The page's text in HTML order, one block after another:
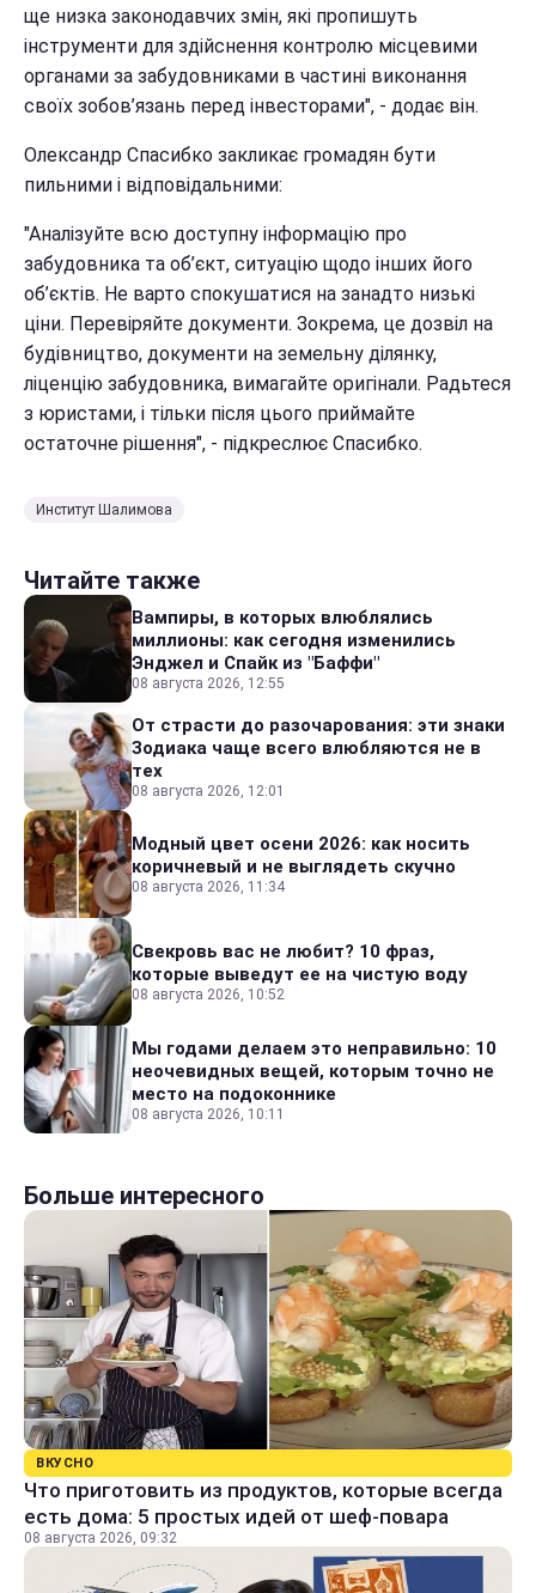
ще низка законодавчих змін, які пропишуть
інструменти для здійснення контролю місцевими
органами за забудовниками в частині виконання
своїх зобов’язань перед інвесторами", - додає він.
Олександр Спасибко закликає громадян бути
пильними і відповідальними:
"Аналізуйте всю доступну інформацію про
забудовника та об’єкт, ситуацію щодо інших його
об’єктів. Не варто спокушатися на занадто низькі
ціни. Перевіряйте документи. Зокрема, це дозвіл на
будівництво, документи на земельну ділянку,
ліценцію забудовника, вимагайте оригінали. Радьтеся
з юристами, і тільки після цього приймайте
остаточне рішення", - підкреслює Спасибко.
Институт Шалимова
Читайте также
Вампиры, в которых влюблялись
миллионы: как сегодня изменились
Энджел и Спайк из "Баффи"
08 августа 2026, 12:55
От страсти до разочарования: эти знаки
Зодиака чаще всего влюбляются не в
тех
08 августа 2026, 12:01
Модный цвет осени 2026: как носить
коричневый и не выглядеть скучно
08 августа 2026, 11:34
Свекровь вас не любит? 10 фраз,
которые выведут ее на чистую воду
08 августа 2026, 10:52
Мы годами делаем это неправильно: 10
неочевидных вещей, которым точно не
место на подоконнике
08 августа 2026, 10:11
Больше интересного
ВКУСНО
Что приготовить из продуктов, которые всегда
есть дома: 5 простых идей от шеф-повара
08 августа 2026, 09:32